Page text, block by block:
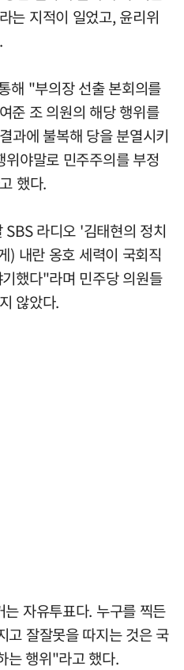
는 지적이 일었고, 윤리위
해 "부의장 선출 본회의를
준 조 의원의 해당 행위를
과에 불복해 당을 분열시키
야말로 민주주의를 부정
했다.
라디오 '김태현의 정치
) 내란 옹호 세력이 국회직
했다"라며 민주당 의원들
않았다.
자유투표다. 누구를 찍든
잘잘못을 따지는 것은 국
는 행위"라고 했다.